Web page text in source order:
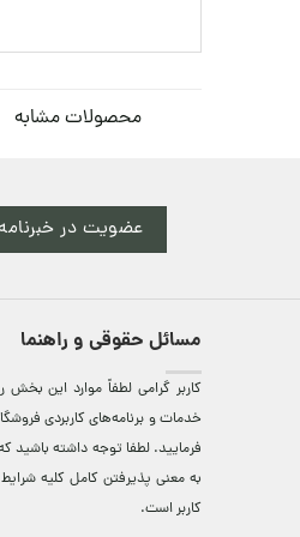
محصولات مشابه
عضویت در
مسائل حقوقی و راهنما
کاربر گرامی لطفاً موارد این بخش
خدمات و برنامه‌‏های کاربردی
فرمایید. لطفا توجه داشته باشید
به معنی پذیرفتن کامل کلیه
کاربر است.